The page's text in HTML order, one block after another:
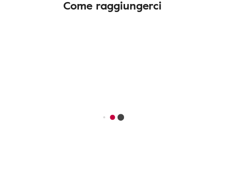
Come raggiungerci